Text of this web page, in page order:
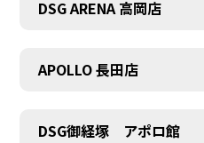
DSG ARENA 高岡店
APOLLO 長田店
DSG御経塚 アポロ館